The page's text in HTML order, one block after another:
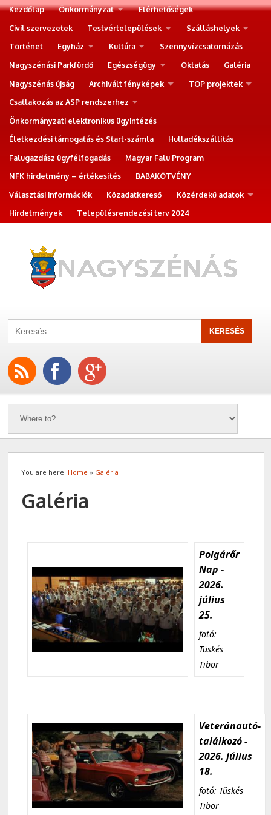
Kezdőlap Önkormányzat
Elérhetőségek
Civil szervezetek
Testvértelepülések
Szálláshelyek
Történet
Egyház Kultúra
Szennyvízcsatornázás
Nagyszénási Parkfürdő
Egészségügy Oktatás
Galéria
Nagyszénás újság
Archivált fényképek
TOP projektek
Csatlakozás az ASP rendszerhez
Önkormányzati elektronikus ügyintézés
Életkezdési támogatás és Start-számla
Hulladékszállítás
Falugazdász ügyfélfogadás
Magyar Falu Program
NFK hirdetmény – értékesítés
BABAKÖTVÉNY
Választási információk
Közadatkereső
Közérdekű adatok
Hirdetmények
Településrendezési terv 2024
You are here: Home » Galéria
Galéria
Polgárőr
Nap -
2026.
július
25.
fotó:
Tüskés
Tibor
Veteránautó-
találkozó -
2026. július
18.
fotó: Tüskés
Tibor